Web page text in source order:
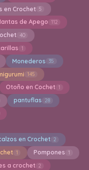
en Crochet 5
de Apego 112
40
1
Monederos 35
145
Otoño en Cochet 1
pantuflas 28
en Crochet 2
1 Pompones 1
a crochet 2